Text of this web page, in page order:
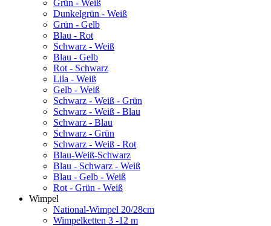
Grün - Weiß
Dunkelgrün - Weiß
Grün - Gelb
Blau - Rot
Schwarz - Weiß
Blau - Gelb
Rot - Schwarz
Lila - Weiß
Gelb - Weiß
Schwarz - Weiß - Grün
Schwarz - Weiß - Blau
Schwarz - Blau
Schwarz - Grün
Schwarz - Weiß - Rot
Blau-Weiß-Schwarz
Blau - Schwarz - Weiß
Blau - Gelb - Weiß
Rot - Grün - Weiß
Wimpel
National-Wimpel 20/28cm
Wimpelketten 3 -12 m